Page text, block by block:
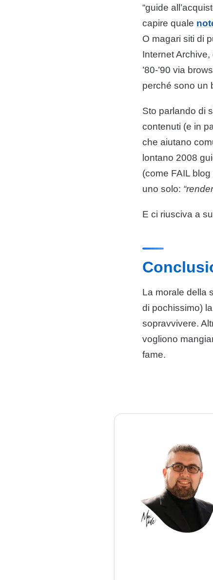
“guide
capire quale
O magari siti di
Internet
’80-’90 via
perché sono un
Sto parlando di
contenuti (e in
che aiutano
lontano 2008
(come FAIL
uno solo:
E ci riusciva a
La morale della
di pochissimo)
sopravvivere.
vogliono
fame.